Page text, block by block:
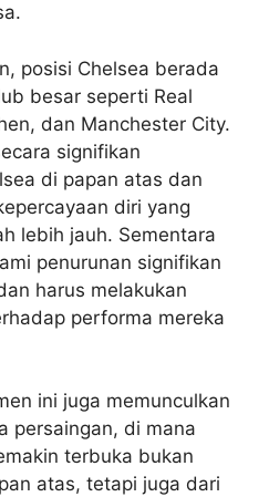
posisi Chelsea berada
besar seperti Real
dan Manchester City.
signifikan
di papan atas dan
diri yang
lebih jauh. Sementara
penurunan signifikan
harus melakukan
performa mereka
ini juga memunculkan
persaingan, di mana
terbuka bukan
atas, tetapi juga dari